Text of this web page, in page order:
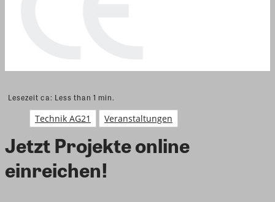
Lesezeit ca: Less than 1 min.
Technik AG21 Veranstaltungen
Jetzt Projekte online
einreichen!